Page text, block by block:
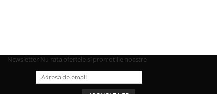
Newsletter Nu rata ofertele si promotiile noastre